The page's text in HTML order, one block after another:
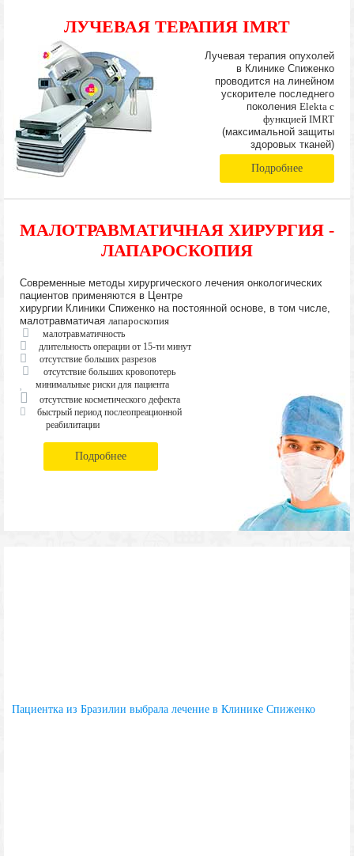
ЛУЧЕВАЯ ТЕРАПИЯ IMRT
Лучевая терапия опухолей
в Клинике Спиженко
проводится на линейном
ускорителе последнего
поколения Elekta с
функцией IMRT
(максимальной защиты
здоровых тканей)
Подробнее
МАЛОТРАВМАТИЧНАЯ ХИРУРГИЯ -
ЛАПАРОСКОПИЯ
Современные методы хирургического лечения онкологических
пациентов применяются в Центре
хирургии Клиники Спиженко на постоянной основе, в том числе,
малотравматичая лапароскопия
малотравматичность
длительность операции от 15-ти минут
отсутствие больших разрезов
отсутствие больших кровопотерь
минимальные риски для пациента
отсутствие косметического дефекта
быстрый период послеопреационной
реабилитации
Подробнее
Пациентка из Бразилии выбрала лечение в Клинике Спиженко